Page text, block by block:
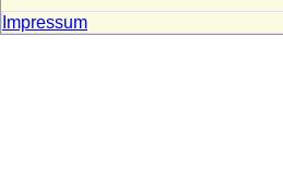
Impressum